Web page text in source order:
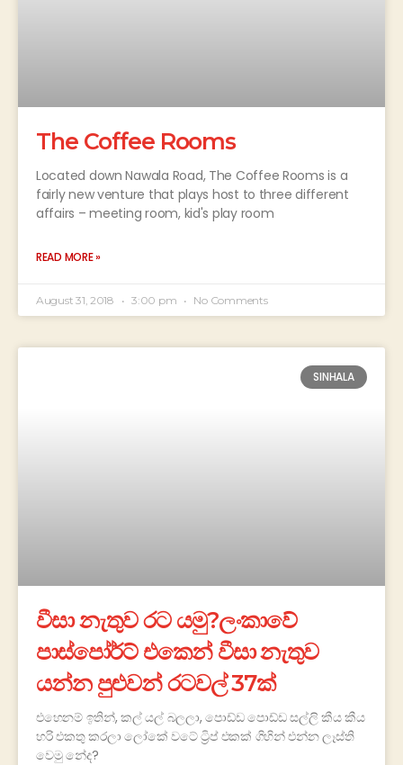
The Coffee Rooms
Located down Nawala Road, The Coffee Rooms is a
fairly new venture that plays host to three different
affairs – meeting room, kid's play room
READ MORE »
August 31, 2018 3:00 pm No Comments
SINHALA
වීසා නැතුව රට යමු?ලංකාවේ
පාස්පෝර්ට් එකෙන් වීසා නැතුව
යන්න පුළුවන් රටවල් 37ක්
එහෙනම් ඉතින්, කල් යල් බලලා, පොඩ්ඩ පොඩ්ඩ සල්ලි කීය කීය
හරි එකතු කරලා ලෝකේ වටේ ට්‍රිප් එකක් ගිහින් එන්න ලෑස්ති
වෙමු නේද?